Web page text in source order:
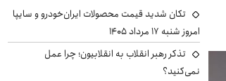
تکان شدید قیمت محصولات ایران‌خودرو و سایپا
امروز شنبه ۱۷ مرداد ۱۴۰۵
تذکر رهبر انقلاب به انقلابیون؛ چرا عمل
نمی‌کنید؟